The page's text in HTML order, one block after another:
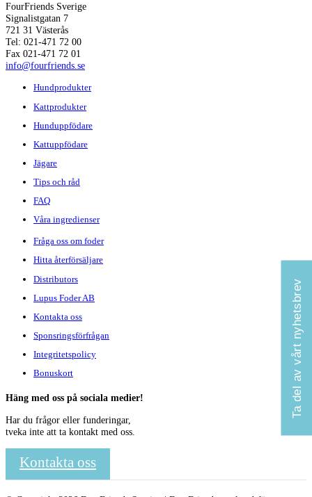
Ta del av vårt nyhetsbrev
FourFriends Sverige
Signalistgatan 7
721 31 Västerås
Tel: 021-471 72 00
Fax 021-471 72 01
info@fourfriends.se
Hundprodukter
Kattprodukter
Hunduppfödare
Kattuppfödare
Jägare
Tips och råd
FAQ
Våra ingredienser
Fråga oss om foder
Hitta återförsäljare
Distributors
Lupus Foder AB
Kontakta oss
Sponsringsförfrågan
Integritetspolicy
Bonuskort
Häng med oss på sociala medier!
Har du frågor eller funderingar,
tveka inte att ta kontakt med oss.
Kontakta oss